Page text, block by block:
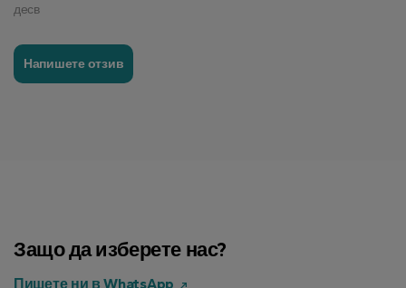
десв
Напишете отзив
Защо да изберете нас?
Пишете ни в WhatsApp